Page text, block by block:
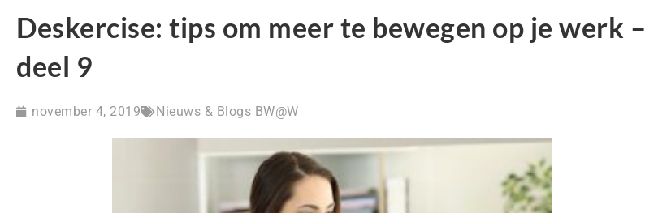
Deskercise: tips om meer te bewegen op je werk –
deel 9
november 4, 2019 Nieuws & Blogs BW@W